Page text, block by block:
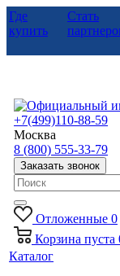
Где
купить
Стать
+7(499)110-88-59
Москва
8 (800) 555-33-79
Заказать звонок
Отложенные 0
Корзина пуста
Каталог